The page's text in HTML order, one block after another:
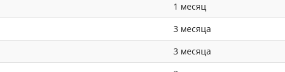
1 месяц
3 месяца
3 месяца